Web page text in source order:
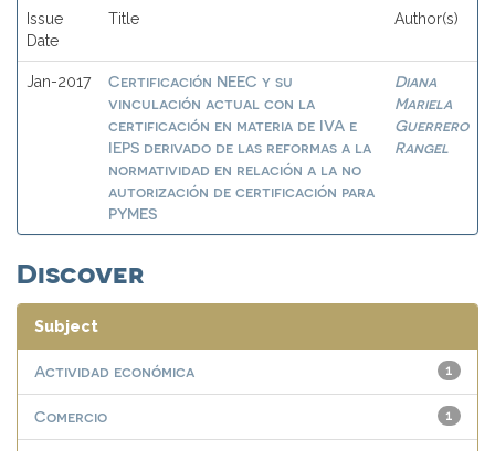
Issue
Date
Title Author(s)
Jan-2017
Certificación NEEC y su
vinculación actual con la
certificación en materia de IVA e
IEPS derivado de las reformas a la
normatividad en relación a la no
autorización de certificación para
PYMES
Diana
Mariela
Guerrero
Rangel
Discover
Subject
1
Actividad económica
1
Comercio